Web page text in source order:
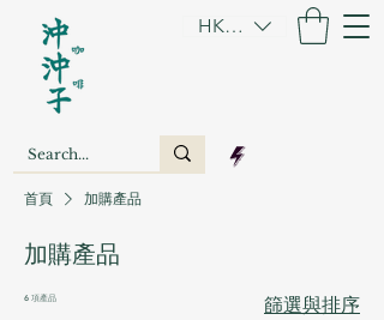
HKD (HK$)
首頁 加購產品
加購產品
6 項產品 篩選與排序